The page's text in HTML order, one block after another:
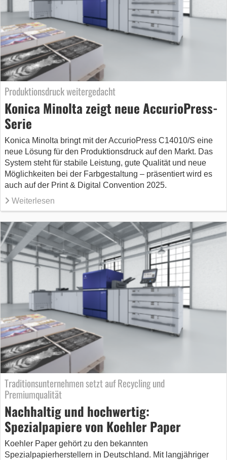
Produktionsdruck weitergedacht
Konica Minolta zeigt neue AccurioPress-
Serie
Konica Minolta bringt mit der AccurioPress C14010/S eine
neue Lösung für den Produktionsdruck auf den Markt. Das
System steht für stabile Leistung, gute Qualität und neue
Möglichkeiten bei der Farbgestaltung – präsentiert wird es
auch auf der Print & Digital Convention 2025.
Weiterlesen
Traditionsunternehmen setzt auf Recycling und
Premiumqualität
Nachhaltig und hochwertig:
Spezialpapiere von Koehler Paper
Koehler Paper gehört zu den bekannten
Spezialpapierherstellern in Deutschland. Mit langjähriger